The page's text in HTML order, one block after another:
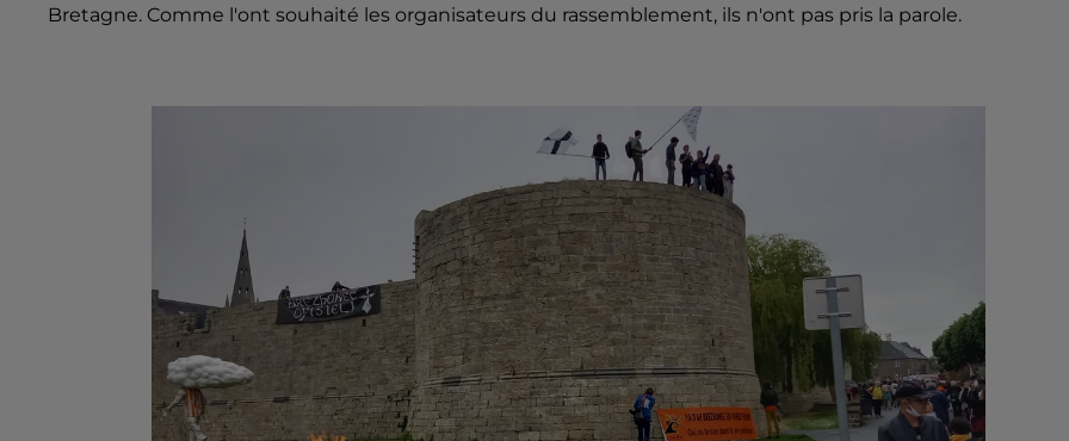
Bretagne. Comme l'ont souhaité les organisateurs du rassemblement, ils n'ont pas pris la parole.